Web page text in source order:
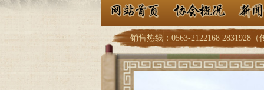
销售热线：0563-2122168 2831928（